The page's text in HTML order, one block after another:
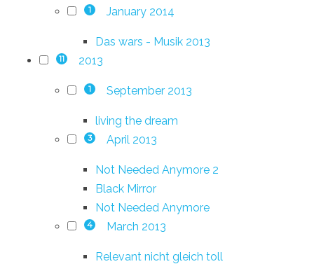
1 January 2014
Das wars - Musik 2013
11 2013
1 September 2013
living the dream
3 April 2013
Not Needed Anymore 2
Black Mirror
Not Needed Anymore
4 March 2013
Relevant nicht gleich toll